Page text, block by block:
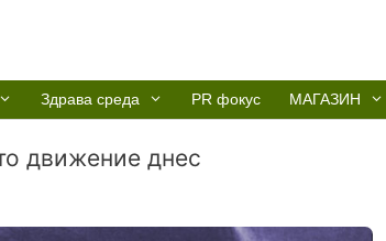
Здрава среда PR фокус МАГАЗИН
движение днес